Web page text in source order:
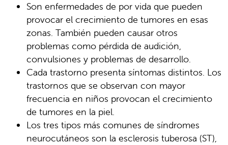
Son enfermedades de por vida que pueden
provocar el crecimiento de tumores en esas
zonas. También pueden causar otros
problemas como pérdida de audición,
convulsiones y problemas de desarrollo.
Cada trastorno presenta síntomas distintos. Los
trastornos que se observan con mayor
frecuencia en niños provocan el crecimiento
de tumores en la piel.
Los tres tipos más comunes de síndromes
neurocutáneos son la esclerosis tuberosa (ST),